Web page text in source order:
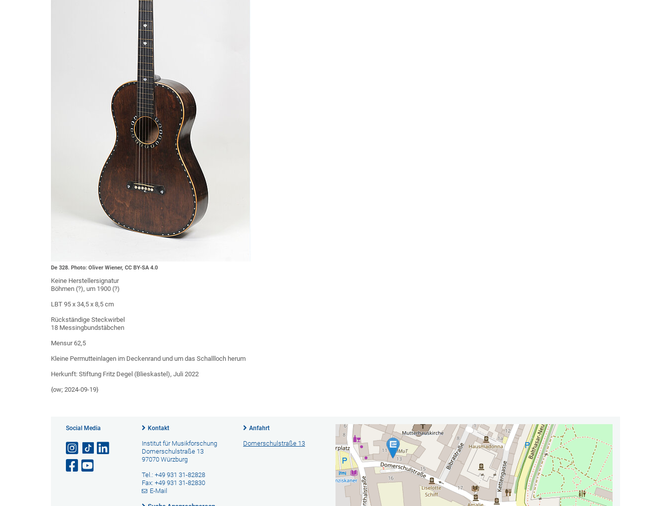
De 328. Photo: Oliver Wiener, CC BY-SA 4.0
Keine Herstellersignatur
Böhmen (?), um 1900 (?)
LBT 95 x 34,5 x 8,5 cm
Rückständige Steckwirbel
18 Messingbundstäbchen
Mensur 62,5
Kleine Permutteinlagen im Deckenrand und um das Schallloch herum
Herkunft: Stiftung Fritz Degel (Blieskastel), Juli 2022
{ow; 2024-09-19}
Social Media Kontakt
Institut für Musikforschung
Domerschulstraße 13
97070 Würzburg
Tel.: +49 931 31-82828
Fax: +49 931 31-82830
E-Mail
Anfahrt
Domerschulstraße 13